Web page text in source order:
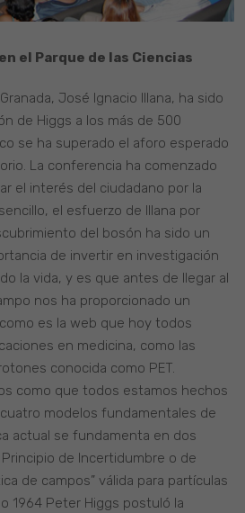
el Parque de las Ciencias
José Ignacio Illana, ha sido
de Higgs a los más de 500
se ha superado el aforo esperado
La conferencia ha comenzado
el interés del ciudadano por la
el esfuerzo de Illana por
del bosón ha sido un
de invertir en investigación
la vida, y es que antes de llegar al
nos ha proporcionado un
es la web que hoy todos
en medicina, como las
conocida como PET.
como que todos estamos hechos
modelos fundamentales de
actual se fundamenta en dos
de Incertidumbre o de
de campos” válida para partículas
1964 Peter Higgs postuló la